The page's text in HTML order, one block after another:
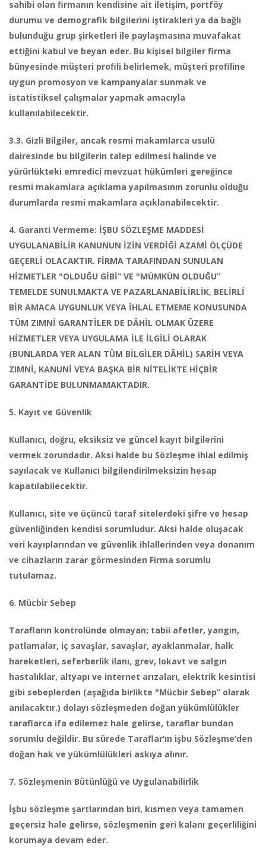
sahibi olan firmanın kendisine ait iletişim, portföy
durumu ve demografik bilgilerini iştirakleri ya da bağlı
bulunduğu grup şirketleri ile paylaşmasına muvafakat
ettiğini kabul ve beyan eder. Bu kişisel bilgiler firma
bünyesinde müşteri profili belirlemek, müşteri profiline
uygun promosyon ve kampanyalar sunmak ve
istatistiksel çalışmalar yapmak amacıyla
kullanılabilecektir.
3.3. Gizli Bilgiler, ancak resmi makamlarca usulü
dairesinde bu bilgilerin talep edilmesi halinde ve
yürürlükteki emredici mevzuat hükümleri gereğince
resmi makamlara açıklama yapılmasının zorunlu olduğu
durumlarda resmi makamlara açıklanabilecektir.
4. Garanti Vermeme: İŞBU SÖZLEŞME MADDESİ
UYGULANABİLİR KANUNUN İZİN VERDİĞİ AZAMİ ÖLÇÜDE
GEÇERLİ OLACAKTIR. FİRMA TARAFINDAN SUNULAN
HİZMETLER "OLDUĞU GİBİ” VE "MÜMKÜN OLDUĞU”
TEMELDE SUNULMAKTA VE PAZARLANABİLİRLİK, BELİRLİ
BİR AMACA UYGUNLUK VEYA İHLAL ETMEME KONUSUNDA
TÜM ZIMNİ GARANTİLER DE DÂHİL OLMAK ÜZERE
HİZMETLER VEYA UYGULAMA İLE İLGİLİ OLARAK
(BUNLARDA YER ALAN TÜM BİLGİLER DÂHİL) SARİH VEYA
ZIMNİ, KANUNİ VEYA BAŞKA BİR NİTELİKTE HİÇBİR
GARANTİDE BULUNMAMAKTADIR.
5. Kayıt ve Güvenlik
Kullanıcı, doğru, eksiksiz ve güncel kayıt bilgilerini
vermek zorundadır. Aksi halde bu Sözleşme ihlal edilmiş
sayılacak ve Kullanıcı bilgilendirilmeksizin hesap
kapatılabilecektir.
Kullanıcı, site ve üçüncü taraf sitelerdeki şifre ve hesap
güvenliğinden kendisi sorumludur. Aksi halde oluşacak
veri kayıplarından ve güvenlik ihlallerinden veya donanım
ve cihazların zarar görmesinden Firma sorumlu
tutulamaz.
6. Mücbir Sebep
Tarafların kontrolünde olmayan; tabii afetler, yangın,
patlamalar, iç savaşlar, savaşlar, ayaklanmalar, halk
hareketleri, seferberlik ilanı, grev, lokavt ve salgın
hastalıklar, altyapı ve internet arızaları, elektrik kesintisi
gibi sebeplerden (aşağıda birlikte "Mücbir Sebep” olarak
anılacaktır.) dolayı sözleşmeden doğan yükümlülükler
taraflarca ifa edilemez hale gelirse, taraflar bundan
sorumlu değildir. Bu sürede Taraflar’ın işbu Sözleşme’den
doğan hak ve yükümlülükleri askıya alınır.
7. Sözleşmenin Bütünlüğü ve Uygulanabilirlik
İşbu sözleşme şartlarından biri, kısmen veya tamamen
geçersiz hale gelirse, sözleşmenin geri kalanı geçerliliğini
korumaya devam eder.